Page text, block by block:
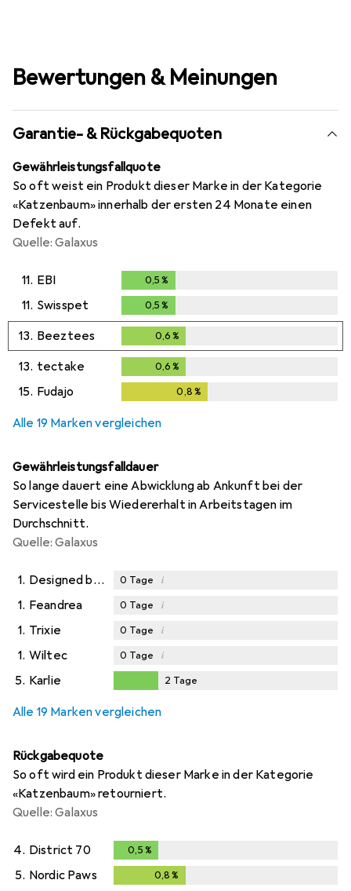
Bewertungen & Meinungen
Garantie- & Rückgabequoten
Gewährleistungsfallquote
So oft weist ein Produkt dieser Marke in der Kategorie
«Katzenbaum» innerhalb der ersten 24 Monate einen
Defekt auf.
Quelle: Galaxus
11. EBI 0,5 %
11. Swisspet 0,5 %
13. Beeztees 0,6 %
13. tectake 0,6 %
15. Fudajo 0,8 %
Alle 19 Marken vergleichen
Gewährleistungsfalldauer
So lange dauert eine Abwicklung ab Ankunft bei der
Servicestelle bis Wiedererhalt in Arbeitstagen im
Durchschnitt.
Quelle: Galaxus
1. Designed by Lotte 0 Tage i
1. Feandrea 0 Tage i
1. Trixie 0 Tage i
1. Wiltec 0 Tage i
5. Karlie 2 Tage
Alle 19 Marken vergleichen
Rückgabequote
So oft wird ein Produkt dieser Marke in der Kategorie
«Katzenbaum» retourniert.
Quelle: Galaxus
4. District 70 0,5 %
5. Nordic Paws 0,8 %